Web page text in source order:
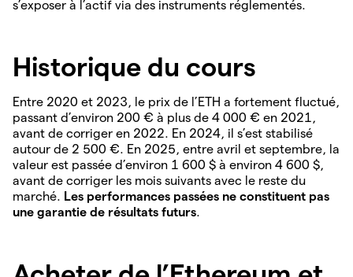
s’exposer à l’actif via des instruments réglementés.
Historique du cours
Entre 2020 et 2023, le prix de l’ETH a fortement fluctué,
passant d’environ 200 € à plus de 4 000 € en 2021,
avant de corriger en 2022. En 2024, il s’est stabilisé
autour de 2 500 €. En 2025, entre avril et septembre, la
valeur est passée d’environ 1 600 $ à environ 4 600 $,
avant de corriger les mois suivants avec le reste du
marché. Les performances passées ne constituent pas
une garantie de résultats futurs.